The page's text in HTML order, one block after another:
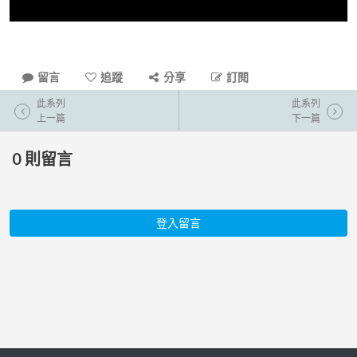
留言 追蹤 分享 訂閱
此系列
上一篇
此系列
下一篇
0 則留言
登入留言